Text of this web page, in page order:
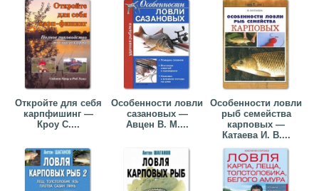
Откройте для себя
карпфишинг —
Кроу С....
Особенности ловли
сазановых —
Авцен В. М....
Особенности ловли
рыб семейства
карповых —
Катаева И. В....